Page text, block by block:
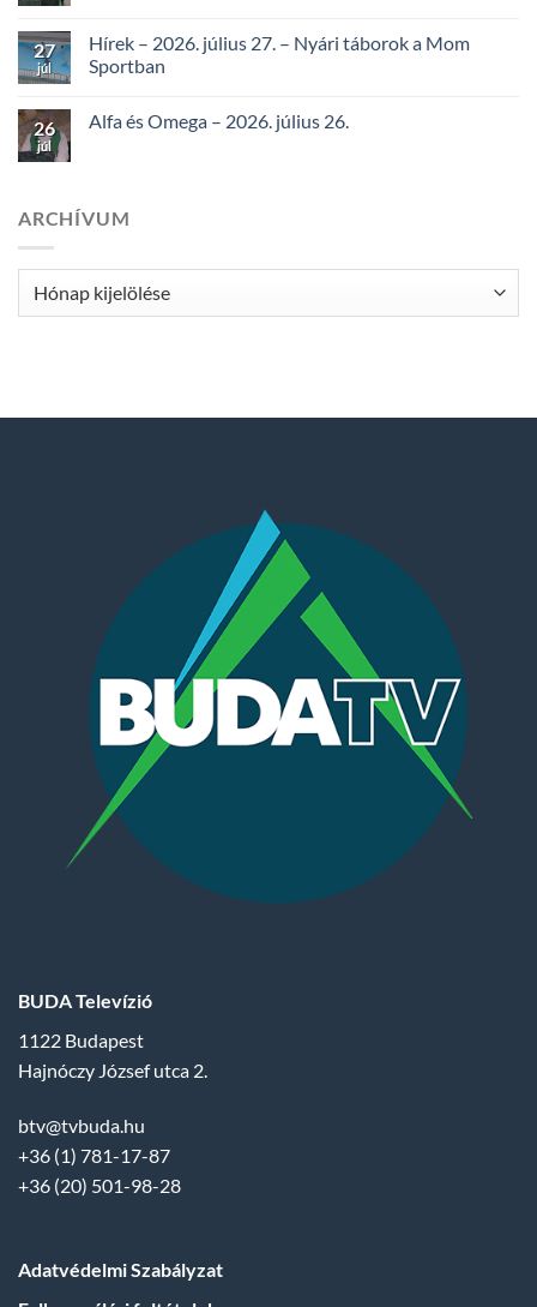
27
júl
Hírek – 2026. július 27. – Nyári táborok a Mom
Sportban
26
júl
Alfa és Omega – 2026. július 26.
ARCHÍVUM
Archívum
BUDA Televízió
1122 Budapest
Hajnóczy József utca 2.
btv@tvbuda.hu
+36 (1) 781-17-87
+36 (20) 501-98-28
Adatvédelmi Szabályzat